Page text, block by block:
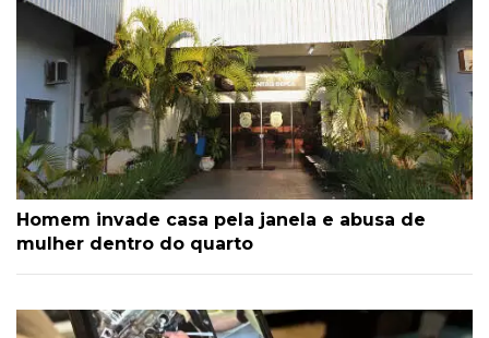
Homem invade casa pela janela e abusa de
mulher dentro do quarto